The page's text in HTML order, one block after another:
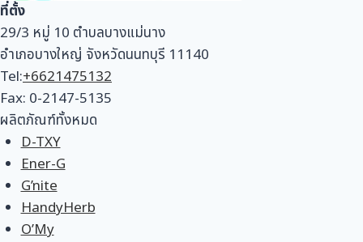
ที่ตั้ง
29/3 หมู่ 10 ตำบลบางแม่นาง
อำเภอบางใหญ่ จังหวัดนนทบุรี 11140
Tel:+6621475132
Fax: 0-2147-5135
ผลิตภัณฑ์ทั้งหมด
D-TXY
Ener-G
G’nite
HandyHerb
O’My